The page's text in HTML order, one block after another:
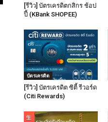
[รีวิว] บัตรเครดิตกสิกร ช้อป
ปี้ (KBank SHOPEE)
บัตรเครดิต
[รีวิว] บัตรเครดิต ซิตี้ รีวอร์ด
(Citi Rewards)